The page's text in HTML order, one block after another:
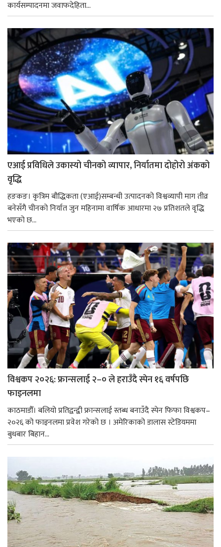
कार्यसम्पादनमा जवाफदेहिता...
एआई प्रविधिले उकास्यो चीनको व्यापार, निर्यातमा दोहोरो अंकको
वृद्धि
हङकङ। कृत्रिम बौद्धिकता (एआई)सम्बन्धी उत्पादनको विश्वव्यापी माग तीव्र
बनेसँगै चीनको निर्यात जुन महिनामा वार्षिक आधारमा २७ प्रतिशतले वृद्धि
भएको छ...
विश्वकप २०२६: फ्रान्सलाई २–० ले हराउँदै स्पेन १६ वर्षपछि
फाइनलमा
काठमाडौँ। बलियो प्रतिद्वन्द्वी फ्रान्सलाई स्तब्ध बनाउँदै स्पेन फिफा विश्वकप–
२०२६ को फाइनलमा प्रवेश गरेको छ । अमेरिकाको डालास स्टेडियममा
बुधबार बिहान...